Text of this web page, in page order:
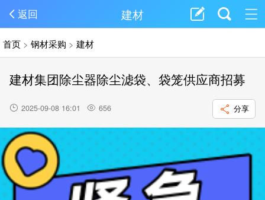
返回 建材
首页 >钢材采购 >建材
建材集团除尘器除尘滤袋、袋笼供应商招募
2025-09-08 16:01 656 分享